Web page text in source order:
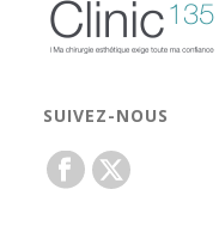
SUIVEZ-NOUS